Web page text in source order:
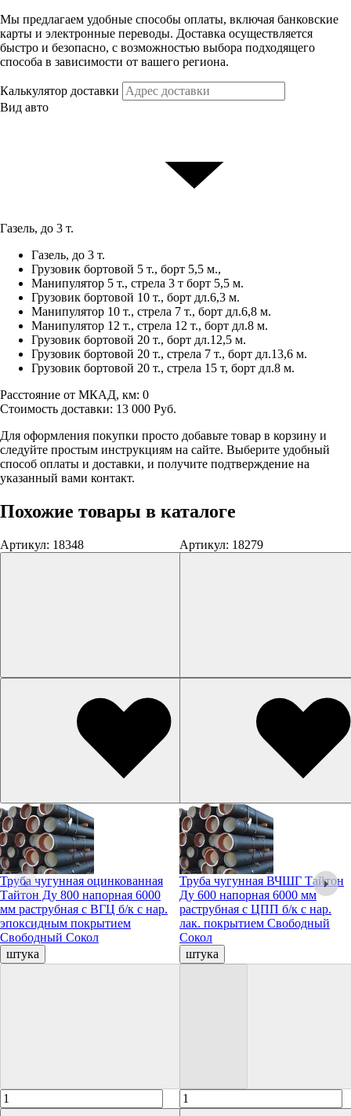
Мы предлагаем удобные способы оплаты, включая банковские
карты и электронные переводы. Доставка осуществляется
быстро и безопасно, с возможностью выбора подходящего
способа в зависимости от вашего региона.
Калькулятор доставки
Вид авто
Газель, до 3 т.
Газель, до 3 т.
Грузовик бортовой 5 т., борт 5,5 м.,
Манипулятор 5 т., стрела 3 т борт 5,5 м.
Грузовик бортовой 10 т., борт дл.6,3 м.
Манипулятор 10 т., стрела 7 т., борт дл.6,8 м.
Манипулятор 12 т., стрела 12 т., борт дл.8 м.
Грузовик бортовой 20 т., борт дл.12,5 м.
Грузовик бортовой 20 т., стрела 7 т., борт дл.13,6 м.
Грузовик бортовой 20 т., стрела 15 т, борт дл.8 м.
Расстояние от МКАД, км: 0
Стоимость доставки: 13 000 Руб.
Для оформления покупки просто добавьте товар в корзину и
следуйте простым инструкциям на сайте. Выберите удобный
способ оплаты и доставки, и получите подтверждение на
указанный вами контакт.
Похожие товары в каталоге
Артикул: 18348
Труба чугунная оцинкованная
Тайтон Ду 800 напорная 6000
мм раструбная с ВГЦ б/к с нар.
эпоксидным покрытием
Свободный Сокол
штука
Артикул: 18279
Труба чугунная ВЧШГ Тайтон
Ду 600 напорная 6000 мм
раструбная с ЦПП б/к с нар.
лак. покрытием Свободный
Сокол
штука